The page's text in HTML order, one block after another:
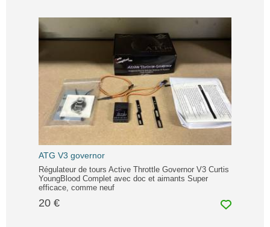
ATG V3 governor
Régulateur de tours Active Throttle Governor V3 Curtis
YoungBlood Complet avec doc et aimants Super
efficace, comme neuf
20 €